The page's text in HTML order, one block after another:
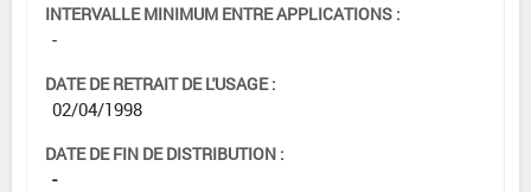
INTERVALLE MINIMUM ENTRE APPLICATIONS :
-
DATE DE RETRAIT DE L'USAGE :
02/04/1998
DATE DE FIN DE DISTRIBUTION :
-